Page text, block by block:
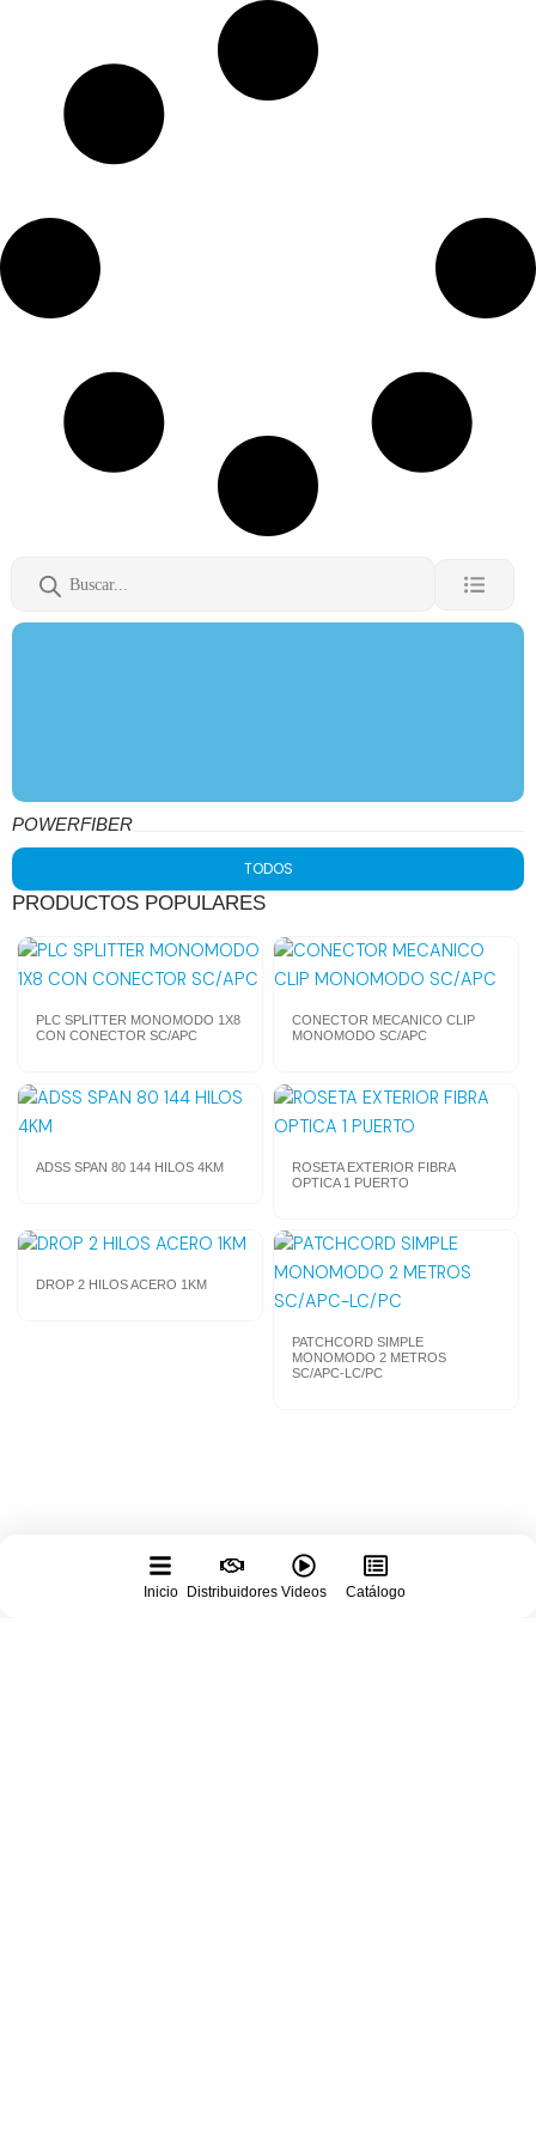
Inicio Distribuidores Videos Catálogo
POWERFIBER
TODOS
PRODUCTOS POPULARES
PLC SPLITTER MONOMODO 1X8
CON CONECTOR SC/APC
CONECTOR MECANICO CLIP
MONOMODO SC/APC
ADSS SPAN 80 144 HILOS 4KM
ROSETA EXTERIOR FIBRA
OPTICA 1 PUERTO
DROP 2 HILOS ACERO 1KM
PATCHCORD SIMPLE
MONOMODO 2 METROS
SC/APC-LC/PC